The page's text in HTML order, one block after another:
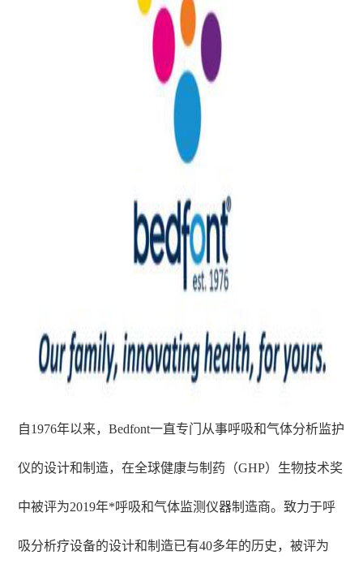
自1976年以来，Bedfont一直专门从事呼吸和气体分析监护
仪的设计和制造，在全球健康与制药（GHP）生物技术奖
中被评为2019年*呼吸和气体监测仪器制造商。致力于呼
吸分析疗设备的设计和制造已有40多年的历史，被评为